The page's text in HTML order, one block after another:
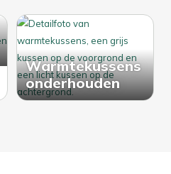
Warmtekussens
onderhouden